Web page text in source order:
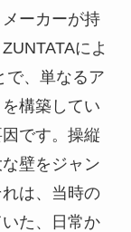
ーカーが持
によ
で、単なるア
構築してい
です。操縦
壁をジャン
は、当時の
た、日常か